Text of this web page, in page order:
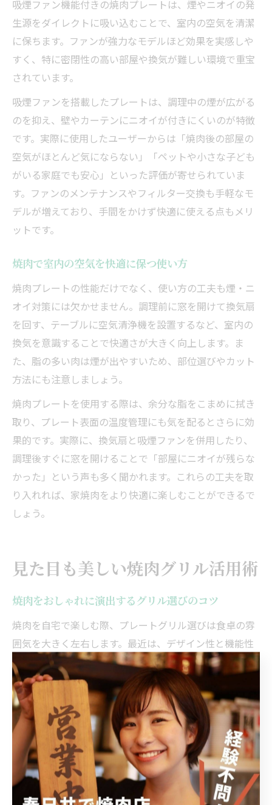
吸煙ファン機能付きの焼肉プレートは、煙やニオイの発
生源をダイレクトに吸い込むことで、室内の空気を清潔
に保ちます。ファンが強力なモデルほど効果を実感しや
すく、特に密閉性の高い部屋や換気が難しい環境で重宝
されています。
吸煙ファンを搭載したプレートは、調理中の煙が広がる
のを抑え、壁やカーテンにニオイが付きにくいのが特徴
です。実際に使用したユーザーからは「焼肉後の部屋の
空気がほとんど気にならない」「ペットや小さな子ども
がいる家庭でも安心」といった評価が寄せられていま
す。ファンのメンテナンスやフィルター交換も手軽なモ
デルが増えており、手間をかけず快適に使える点もメリ
ットです。
焼肉で室内の空気を快適に保つ使い方
焼肉プレートの性能だけでなく、使い方の工夫も煙・ニ
オイ対策には欠かせません。調理前に窓を開けて換気扇
を回す、テーブルに空気清浄機を設置するなど、室内の
換気を意識することで快適さが大きく向上します。ま
た、脂の多い肉は煙が出やすいため、部位選びやカット
方法にも注意しましょう。
焼肉プレートを使用する際は、余分な脂をこまめに拭き
取り、プレート表面の温度管理にも気を配るとさらに効
果的です。実際に、換気扇と吸煙ファンを併用したり、
調理後すぐに窓を開けることで「部屋にニオイが残らな
かった」という声も多く聞かれます。これらの工夫を取
り入れれば、家焼肉をより快適に楽しむことができるで
しょう。
見た目も美しい焼肉グリル活用術
焼肉をおしゃれに演出するグリル選びのコツ
焼肉を自宅で楽しむ際、プレートグリル選びは食卓の雰
囲気を大きく左右します。最近は、デザイン性と機能性
を兼ね備えた焼肉プレートが増えており、選ぶポイント
を押さえることでおしゃれな演出が可能です。特に、カ
ラーや形状、サイズ感はインテリアとの調和を意識しま
しょう。
さらに、煙やニオイの発生を抑える構造の焼肉グリルを
選ぶことで、快適さも実現できます。減煙ファンや余分
な脂が落ちやすい傾斜構造、フッ素加工などの機能があ
るプレートは、後片付けも簡単で、日常使いにもおすす